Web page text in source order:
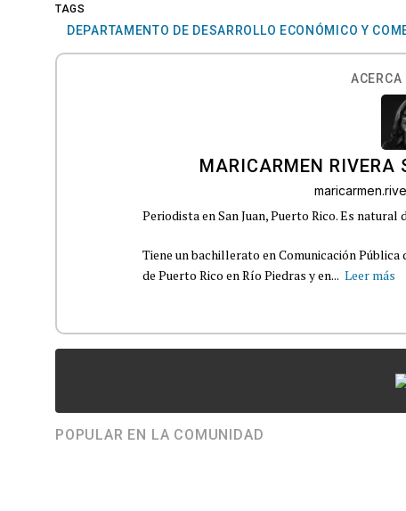
TAGS
DEPARTAMENTO DE DESARROLLO ECONÓMICO Y
ACERCA
MARICARMEN RIVERA
Periodista en San Juan, Puerto Rico. Es natural
Tiene un bachillerato en Comunicación
de Puerto Rico en Río Piedras y en... Leer más
POPULAR EN LA COMUNIDAD